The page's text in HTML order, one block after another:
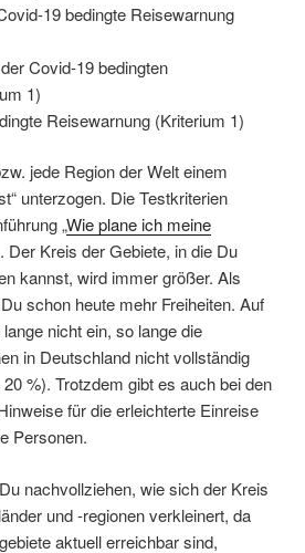
19 bedingte Reisewarnung
Covid-19 bedingten
1)
Reisewarnung (Kriterium 1)
jede Region der Welt einem
unterzogen. Die Testkriterien
„Wie plane ich meine
Der Kreis der Gebiete, in die Du
kannst, wird immer größer. Als
schon heute mehr Freiheiten. Auf
nicht ein, so lange die
in Deutschland nicht vollständig
%). Trotzdem gibt es auch bei den
für die erleichterte Einreise
Personen.
nachvollziehen, wie sich der Kreis
und -regionen verkleinert, da
aktuell erreichbar sind,